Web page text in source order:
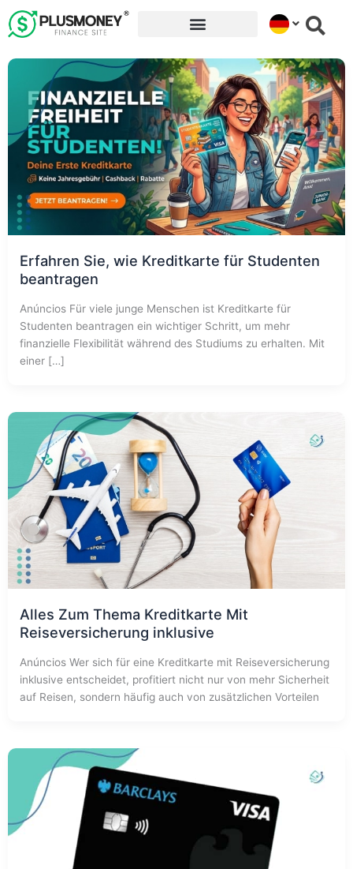
para
conteúdo
Erfahren Sie, wie Kreditkarte für Studenten
beantragen
Anúncios Für viele junge Menschen ist Kreditkarte für
Studenten beantragen ein wichtiger Schritt, um mehr
finanzielle Flexibilität während des Studiums zu erhalten. Mit
einer […]
Alles Zum Thema Kreditkarte Mit
Reiseversicherung inklusive
Anúncios Wer sich für eine Kreditkarte mit Reiseversicherung
inklusive entscheidet, profitiert nicht nur von mehr Sicherheit
auf Reisen, sondern häufig auch von zusätzlichen Vorteilen